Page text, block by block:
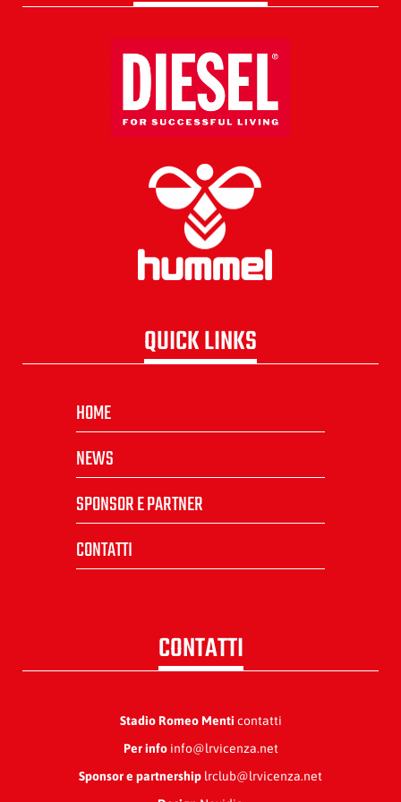
QUICK LINKS
HOME
NEWS
SPONSOR E PARTNER
CONTATTI
CONTATTI
Stadio Romeo Menti contatti
Per infoinfo@lrvicenza.net
Sponsor e partnership lrclub@lrvicenza.net